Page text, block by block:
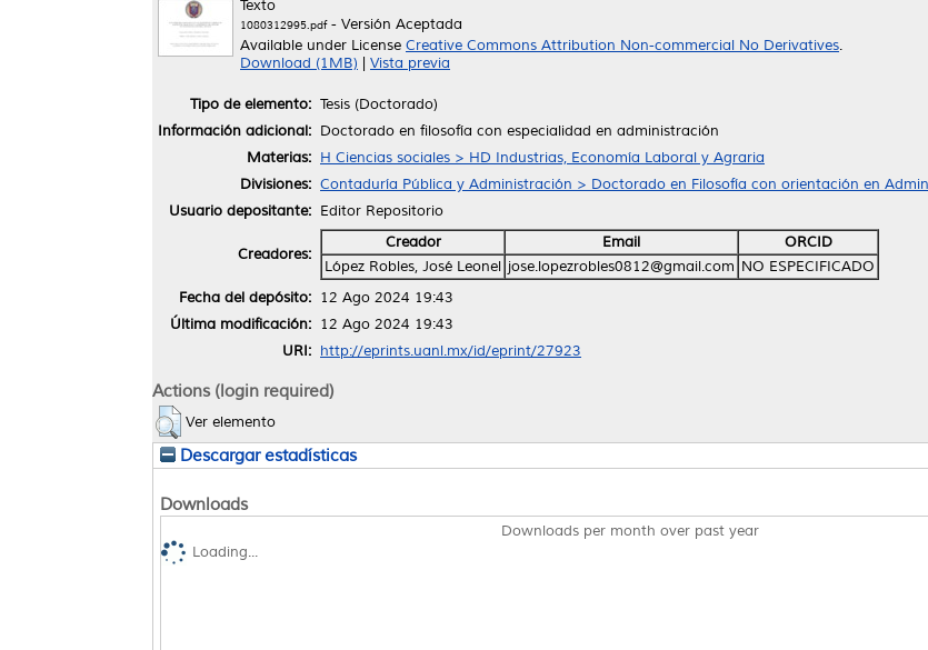
Texto
1080312995.pdf- Versión Aceptada
Available under License Creative Commons Attribution Non-commercial No Derivatives.
Download (1MB)
Vista previa
Tipo de elemento: Tesis (Doctorado)
Información adicional: Doctorado en filosofía con especialidad en administración
Materias: H Ciencias sociales > HD Industrias, Economía Laboral y Agraria
Divisiones: Contaduría Pública y Administración > Doctorado en Filosofía con orientación en
Usuario depositante: Editor Repositorio
Creadores:
Creador Email
ORCID
López Robles, José Leonel jose.lopezrobles0812@gmail.com NO ESPECIFICADO
Fecha del depósito: 12 Ago 2024 19:43
Última modificación: 12 Ago 2024 19:43
URI: http://eprints.uanl.mx/id/eprint/27923
Actions (login required)
Ver elemento
Descargar estadísticas
Downloads
Downloads per month over past year
Loading...